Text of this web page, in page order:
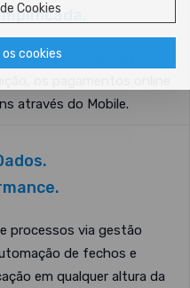
diretas, a gestão de
através do Mobile.
processos via gestão
de fechos e
em qualquer altura da
Cookies
cookies